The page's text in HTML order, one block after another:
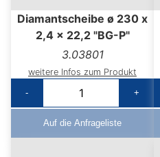
Diamantscheibe ø 230 x
2,4 x 22,2 "BG-P"
3.03801
weitere Infos zum Produkt
-
+
Auf die Anfrageliste